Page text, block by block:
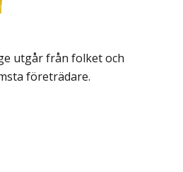
utgår från folket och
företrädare.